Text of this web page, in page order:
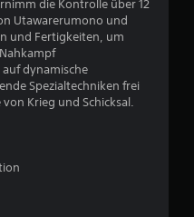
B
w
die Kontrolle über 12
Utawarerumono und
und Fertigkeiten, um
dynamische
Spezialtechniken frei
Krieg und Schicksal.